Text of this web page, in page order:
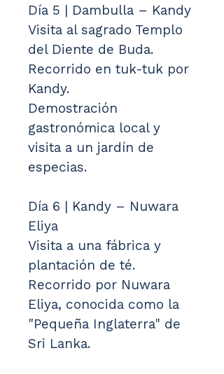
Día 5 | Dambulla – Kandy
Visita al sagrado Templo
del Diente de Buda.
Recorrido en tuk-tuk por
Kandy.
Demostración
gastronómica local y
visita a un jardín de
especias.
Día 6 | Kandy – Nuwara
Eliya
Visita a una fábrica y
plantación de té.
Recorrido por Nuwara
Eliya, conocida como la
"Pequeña Inglaterra" de
Sri Lanka.